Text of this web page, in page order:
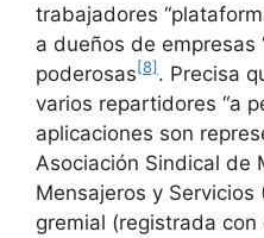
trabajadores
a dueños de empresas
poderosas[8] . Precisa
varios repartidores “a
aplicaciones son
Asociación Sindical de
Mensajeros y Servicios
gremial (registrada